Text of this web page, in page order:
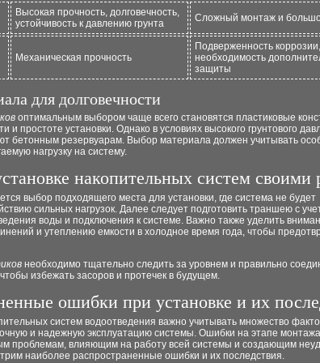
Высокая прочность, долговечность,
устойчивость к давлению грунта
Сложный монтаж и
Механическая прочность
Подверженность коррозии,
необходимость
защиты
для долговечности
оптимальным выбором чаще всего становятся пластиковые
и простоте установки. Однако в условиях высокого грунтового
бетонным резервуарам. Выбор материала должен учитывать
нагрузку на систему.
накопительных систем своими
выбор подходящего места для установки, где система не будет
сильных нагрузок. Далее следует подготовить траншею с
воды и подключения к системе. Важно также уделить
и утеплению емкости в холодное время года, чтобы
необходимо тщательно следить за уровнем и правильно
избежать засоров и протечек в будущем.
ошибки при установке и их
систем водоотведения важно учитывать множество
и надежную эксплуатацию системы. Ошибки на этапе
проблемам, влияющим на работу всей системы и создающим
наиболее распространенные ошибки и их последствия.